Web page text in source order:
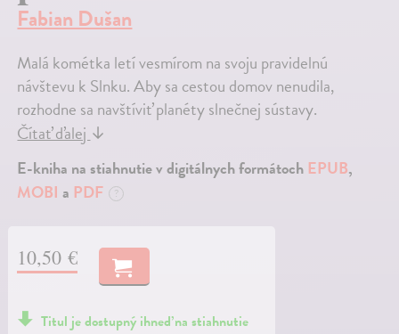
Fabian Dušan
Malá kométka letí vesmírom na svoju pravidelnú
návštevu k Slnku. Aby sa cestou domov nenudila,
rozhodne sa navštíviť planéty slnečnej sústavy.
Čítať ďalej↓
E-kniha na stiahnutie v digitálnych formátoch EPUB,
MOBI a PDF ?
10,50 €
Titul je dostupný ihneď na stiahnutie